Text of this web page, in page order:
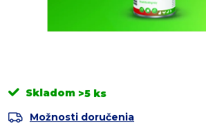
Skladom >5 ks
Možnosti doručenia